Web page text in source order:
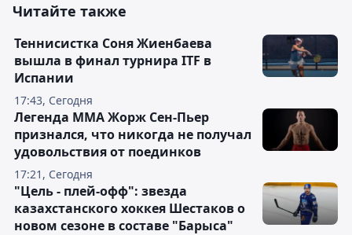
Читайте также
17:43, Сегодня
Теннисистка Соня Жиенбаева
вышла в финал турнира ITF в
Испании
17:21, Сегодня
Легенда ММА Жорж Сен-Пьер
признался, что никогда не получал
удовольствия от поединков
"Цель - плей-офф": звезда
казахстанского хоккея Шестаков о
новом сезоне в составе "Барыса"